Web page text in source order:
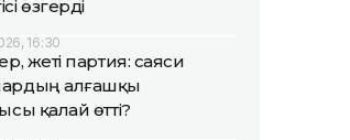
өзгерді
16:30
жеті партия: саяси
алғашқы
қалай өтті?